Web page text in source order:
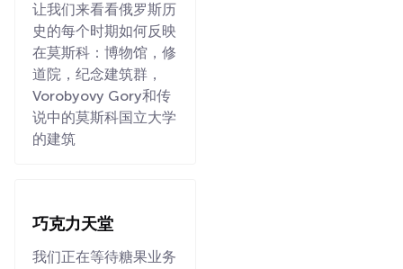
让我们来看看俄罗斯历
史的每个时期如何反映
在莫斯科：博物馆，修
道院，纪念建筑群，
Vorobyovy Gory和传
说中的莫斯科国立大学
的建筑
巧克力天堂
我们正在等待糖果业务